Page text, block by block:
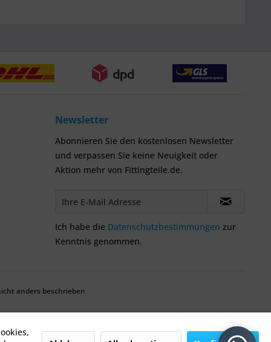
Newsletter
Abonnieren Sie den kostenlosen Newsletter
und verpassen Sie keine Neuigkeit oder
Aktion mehr von Fittingteile.de.
Ich habe die Datenschutzbestimmungen zur
Kenntnis genommen.
anders beschrieben